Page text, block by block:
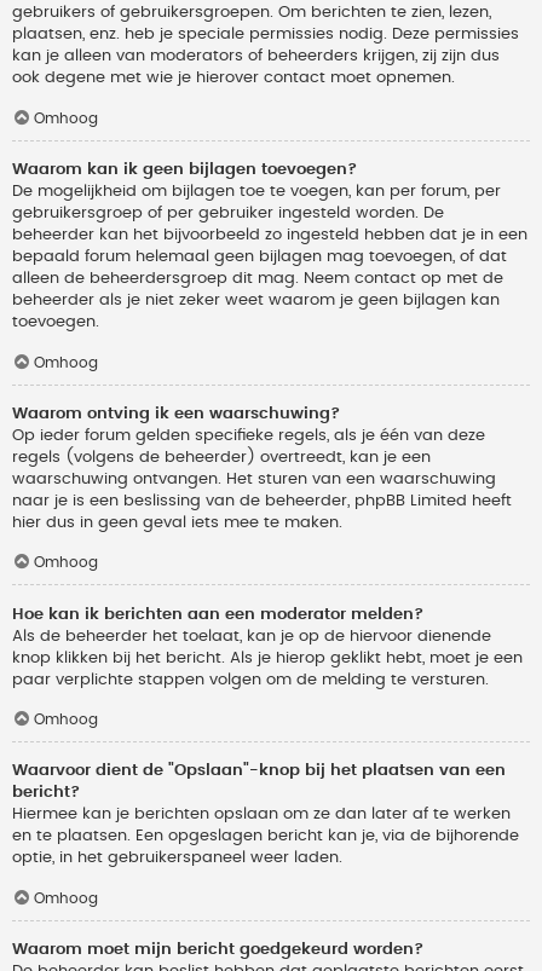
gebruikers of gebruikersgroepen. Om berichten te zien, lezen,
plaatsen, enz. heb je speciale permissies nodig. Deze permissies
kan je alleen van moderators of beheerders krijgen, zij zijn dus
ook degene met wie je hierover contact moet opnemen.
Omhoog
Waarom kan ik geen bijlagen toevoegen?
De mogelijkheid om bijlagen toe te voegen, kan per forum, per
gebruikersgroep of per gebruiker ingesteld worden. De
beheerder kan het bijvoorbeeld zo ingesteld hebben dat je in een
bepaald forum helemaal geen bijlagen mag toevoegen, of dat
alleen de beheerdersgroep dit mag. Neem contact op met de
beheerder als je niet zeker weet waarom je geen bijlagen kan
toevoegen.
Omhoog
Waarom ontving ik een waarschuwing?
Op ieder forum gelden specifieke regels, als je één van deze
regels (volgens de beheerder) overtreedt, kan je een
waarschuwing ontvangen. Het sturen van een waarschuwing
naar je is een beslissing van de beheerder, phpBB Limited heeft
hier dus in geen geval iets mee te maken.
Omhoog
Hoe kan ik berichten aan een moderator melden?
Als de beheerder het toelaat, kan je op de hiervoor dienende
knop klikken bij het bericht. Als je hierop geklikt hebt, moet je een
paar verplichte stappen volgen om de melding te versturen.
Omhoog
Waarvoor dient de "Opslaan"-knop bij het plaatsen van een
bericht?
Hiermee kan je berichten opslaan om ze dan later af te werken
en te plaatsen. Een opgeslagen bericht kan je, via de bijhorende
optie, in het gebruikerspaneel weer laden.
Omhoog
Waarom moet mijn bericht goedgekeurd worden?